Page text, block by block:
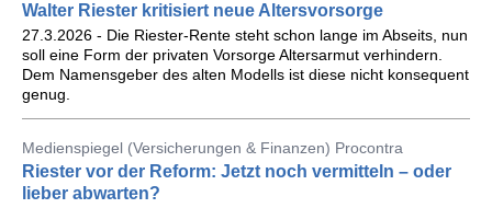
Walter Riester kritisiert neue Altersvorsorge
27.3.2026 - Die Riester-Rente steht schon lange im Abseits, nun
soll eine Form der privaten Vorsorge Altersarmut verhindern.
Dem Namensgeber des alten Modells ist diese nicht konsequent
genug.
Medienspiegel (Versicherungen & Finanzen) Procontra
Riester vor der Reform: Jetzt noch vermitteln – oder
lieber abwarten?